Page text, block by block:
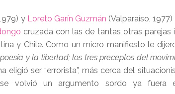
y Loreto Garín Guzmán (Valparaíso,
cruzada con las de tantas otras parejas
y Chile. Como un micro manifiesto le
y la libertad; los tres preceptos del
eligió ser “errorista”, más cerca del
volvió un argumento sordo ya fuera